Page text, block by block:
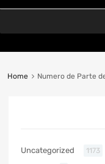
Home Numero de Parte
Uncategorized 1173